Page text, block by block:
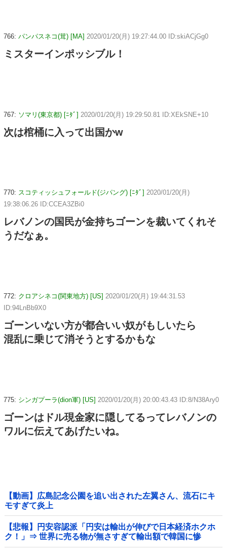
766: パンパスネコ(茸) [MA] 2020/01/20(月) 19:27:44.00 ID:skiACjGg0
ミスターインポッシブル！
767: ソマリ(東京都) [ﾆﾀﾞ] 2020/01/20(月) 19:29:50.81 ID:XEkSNE+10
次は棺桶に入って出国かw
770: スコティッシュフォールド(ジパング) [ﾆﾀﾞ] 2020/01/20(月)
19:38:06.26 ID:CCEA3ZBi0
レバノンの国民が金持ちゴーンを裁いてくれそ
うだなぁ。
772: クロアシネコ(関東地方) [US] 2020/01/20(月) 19:44:31.53
ID:94LnBb9X0
ゴーンいない方が都合いい奴がもしいたら
混乱に乗じて消そうとするかもな
775: シンガプーラ(dion軍) [US] 2020/01/20(月) 20:00:43.43 ID:8/N38Ary0
ゴーンはドル現金家に隠してるってレバノンの
ワルに伝えてあげたいね。
【動画】広島記念公園を追い出された左翼さん、流石にキ
モすぎて炎上
【悲報】円安容認派「円安は輸出が伸びで日本経済ホクホ
ク！」⇒ 世界に売る物が無さすぎて輸出額で韓国に惨
敗・・・